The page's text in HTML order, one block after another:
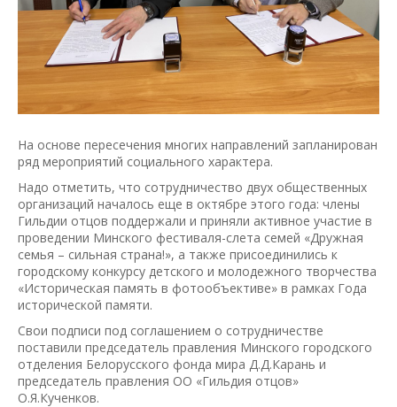
На основе пересечения многих направлений запланирован
ряд мероприятий социального характера.
Надо отметить, что сотрудничество двух общественных
организаций началось еще в октябре этого года: члены
Гильдии отцов поддержали и приняли активное участие в
проведении Минского фестиваля-слета семей «Дружная
семья – сильная страна!», а также присоединились к
городскому конкурсу детского и молодежного творчества
«Историческая память в фотообъективе» в рамках Года
исторической памяти.
Свои подписи под соглашением о сотрудничестве
поставили председатель правления Минского городского
отделения Белорусского фонда мира Д.Д.Карань и
председатель правления ОО «Гильдия отцов»
О.Я.Кученков.